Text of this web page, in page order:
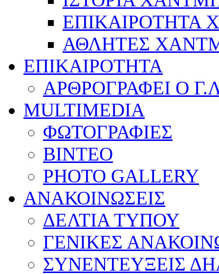
ΕΠΙΚΑΙΡΟΤΗΤΑ
ΑΘΛΗΤΕΣ
ΕΠΙΚΑΙΡΟΤΗΤΑ
ΑΡΘΡΟΓΡΑΦΕΙ Ο
MULTIMEDIA
ΦΩΤΟΓΡΑΦΙΕΣ
ΒΙΝΤΕΟ
PHOTO GALLERY
ΑΝΑΚΟΙΝΩΣΕΙΣ
ΔΕΛΤΙΑ ΤΥΠΟΥ
ΓΕΝΙΚΕΣ
ΣΥΝΕΝΤΕΥΞΕΙΣ